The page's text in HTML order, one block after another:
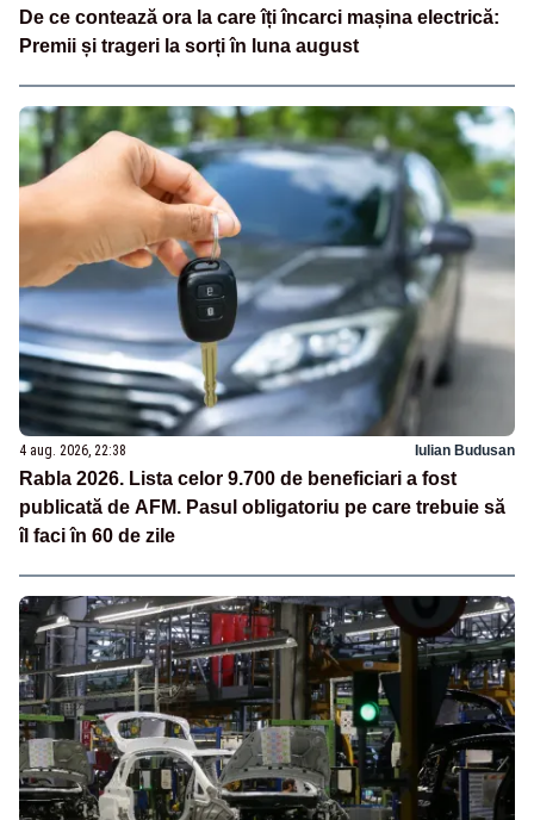
De ce contează ora la care îți încarci mașina electrică:
Premii și trageri la sorți în luna august
4 aug. 2026, 22:38 Iulian Budusan
Rabla 2026. Lista celor 9.700 de beneficiari a fost
publicată de AFM. Pasul obligatoriu pe care trebuie să
îl faci în 60 de zile